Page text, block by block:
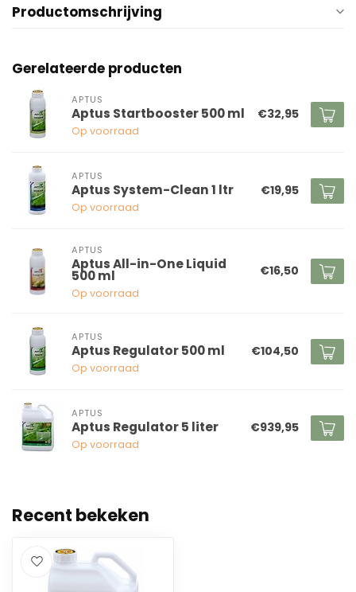
Productomschrijving
Gerelateerde producten
APTUS
Aptus Startbooster 500 ml
Op voorraad
€32,95
APTUS
Aptus System-Clean 1 ltr
Op voorraad
€19,95
APTUS
Aptus All-in-One Liquid
500 ml
Op voorraad
€16,50
APTUS
Aptus Regulator 500 ml
Op voorraad
€104,50
APTUS
Aptus Regulator 5 liter
Op voorraad
€939,95
Recent bekeken